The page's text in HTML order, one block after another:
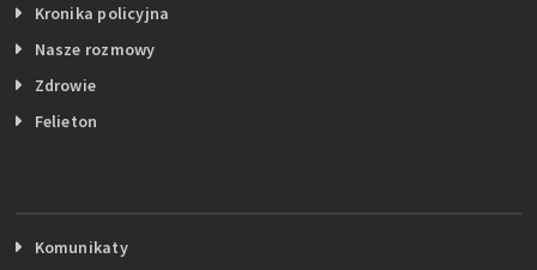
Kronika policyjna
Nasze rozmowy
Zdrowie
Felieton
Komunikaty